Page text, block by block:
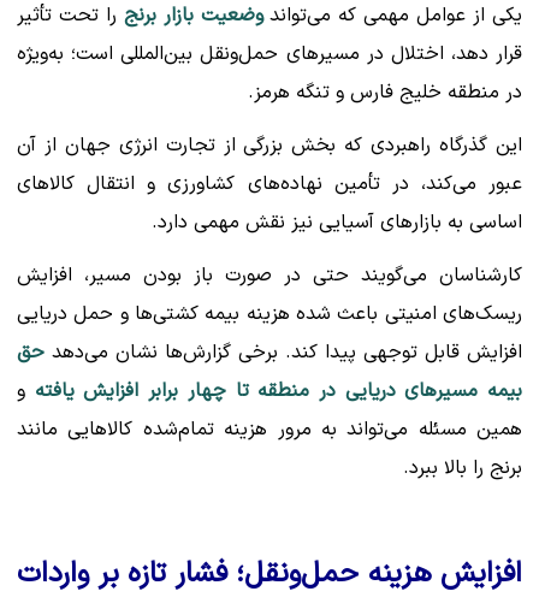
یکی از عوامل مهمی که می‌تواندوضعیت بازار برنج را تحت تأثیر
قرار دهد، اختلال در مسیرهای حمل‌ونقل بین‌المللی است؛ به‌ویژه
در منطقه خلیج فارس و تنگه هرمز.
این گذرگاه راهبردی که بخش بزرگی از تجارت انرژی جهان از آن
عبور می‌کند، در تأمین نهاده‌های کشاورزی و انتقال کالاهای
اساسی به بازارهای آسیایی نیز نقش مهمی دارد.
کارشناسان می‌گویند حتی در صورت باز بودن مسیر، افزایش
ریسک‌های امنیتی باعث شده هزینه بیمه کشتی‌ها و حمل دریایی
افزایش قابل توجهی پیدا کند. برخی گزارش‌ها نشان می‌دهد حق
بیمه مسیرهای دریایی در منطقه تا چهار برابر افزایش یافته و
همین مسئله می‌تواند به مرور هزینه تمام‌شده کالاهایی مانند
برنج را بالا ببرد.
افزایش هزینه حمل‌ونقل؛ فشار تازه بر واردات